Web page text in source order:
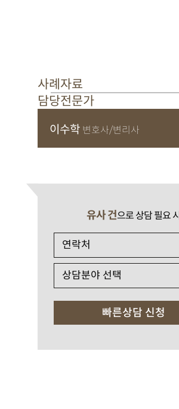
사례자료
담당전문가
이수학 변호사/변리사
유사 건으로 상담 필요 시